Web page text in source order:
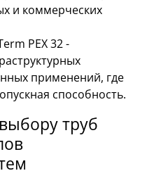
и коммерческих
PEX 32 -
применений, где
способность.
труб